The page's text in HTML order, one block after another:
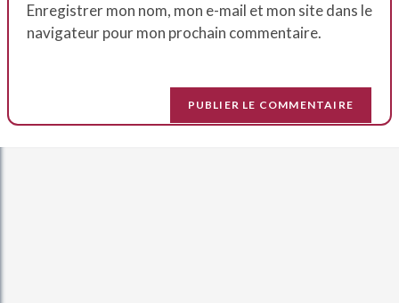
Enregistrer mon nom, mon e-mail et mon site dans le
navigateur pour mon prochain commentaire.